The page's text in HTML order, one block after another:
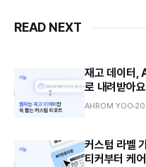
READ NEXT
재고 데이터,
로 내려받아요
AHROM YOO
커스텀 라벨
티커부터 케